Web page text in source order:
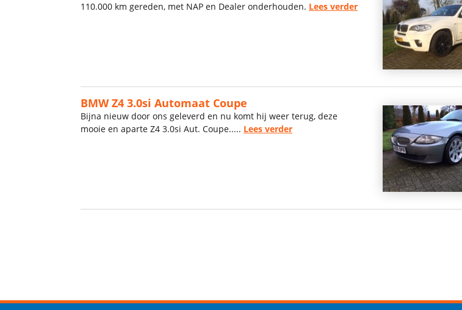
110.000 km gereden, met NAP en Dealer onderhouden. Lees verder
BMW Z4 3.0si Automaat Coupe
Bijna nieuw door ons geleverd en nu komt hij weer terug, deze
mooie en aparte Z4 3.0si Aut. Coupe..... Lees verder